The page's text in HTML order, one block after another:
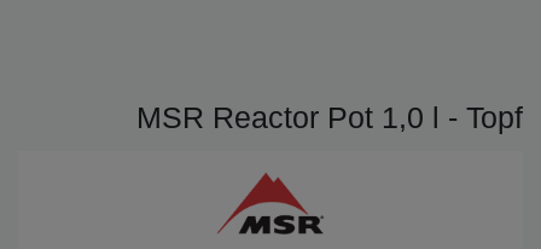
MSR Reactor Pot 1,0 l - Topf